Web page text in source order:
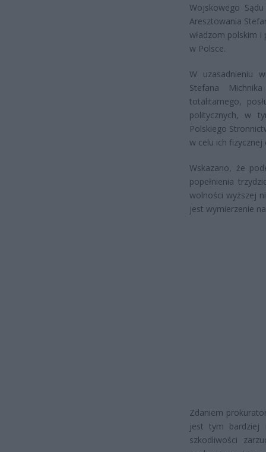
Wojskowego
Aresztowania
władzom polskim
w Polsce.
W uzasadnieniu
Stefana
totalitarnego,
politycznych, w
Polskiego
w celu ich fizycznej
Wskazano, że
popełnienia
wolności wyższej
jest wymierzenie
Zdaniem
jest tym bardziej
szkodliwości